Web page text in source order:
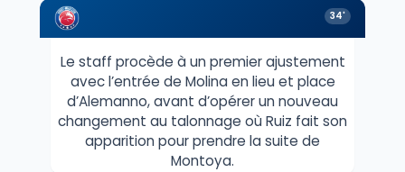
34'
Le staff procède à un premier ajustement
avec l’entrée de Molina en lieu et place
d’Alemanno, avant d’opérer un nouveau
changement au talonnage où Ruiz fait son
apparition pour prendre la suite de
Montoya.